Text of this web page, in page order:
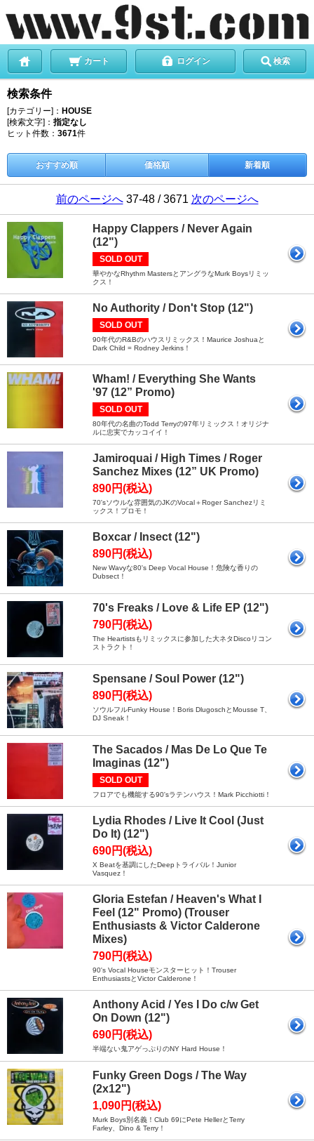
カート ログイン 検索
検索条件
[カテゴリー]： HOUSE
[検索文字]： 指定なし
ヒット件数： 3671件
おすすめ順 価格順 新着順
前のページへ37-48 / 3671 次のページへ
Happy Clappers / Never Again
(12")
SOLD OUT
華やかなRhythm MastersとアングラなMurk Boysリミッ
クス！
No Authority / Don't Stop (12")
SOLD OUT
90年代のR&Bのハウスリミックス！Maurice Joshuaと
Dark Child = Rodney Jerkins！
Wham! / Everything She Wants
'97 (12” Promo)
SOLD OUT
80年代の名曲のTodd Terryの97年リミックス！オリジナ
ルに忠実でカッコイイ！
Jamiroquai / High Times / Roger
Sanchez Mixes (12” UK Promo)
890円(税込)
70'sソウルな雰囲気のJKのVocal＋Roger Sanchezリミ
ックス！プロモ！
Boxcar / Insect (12")
890円(税込)
New Wavyな80's Deep Vocal House！危険な香りの
Dubsect！
70's Freaks / Love & Life EP (12")
790円(税込)
The Heartistsもリミックスに参加した大ネタDiscoリコン
ストラクト！
Spensane / Soul Power (12")
890円(税込)
ソウルフルFunky House！Boris DlugoschとMousse T、
DJ Sneak！
The Sacados / Mas De Lo Que Te
Imaginas (12")
SOLD OUT
フロアでも機能する90'sラテンハウス！Mark Picchiotti！
Lydia Rhodes / Live It Cool (Just
Do It) (12")
690円(税込)
X Beatを基調にしたDeepトライバル！Junior
Vasquez！
Gloria Estefan / Heaven's What I
Feel (12" Promo) (Trouser
Enthusiasts & Victor Calderone
Mixes)
790円(税込)
90's Vocal Houseモンスターヒット！Trouser
EnthusiastsとVictor Calderone！
Anthony Acid / Yes I Do c/w Get
On Down (12")
690円(税込)
半端ない鬼アゲっぷりのNY Hard House！
Funky Green Dogs / The Way
(2x12")
1,090円(税込)
Murk Boys別名義！Club 69にPete HellerとTerry
Farley、Dino & Terry！